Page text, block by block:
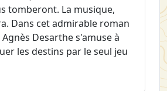
tomberont. La musique,
Dans cet admirable roman
Desarthe s'amuse à
les destins par le seul jeu